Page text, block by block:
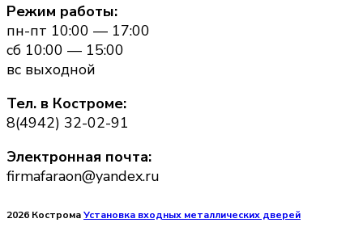
Режим работы:
пн-пт 10:00 — 17:00
сб 10:00 — 15:00
вс выходной
Тел. в Костроме:
8(4942) 32-02-91
Электронная почта:
firmafaraon@yandex.ru
2026 КостромаУстановка входных металлических дверей